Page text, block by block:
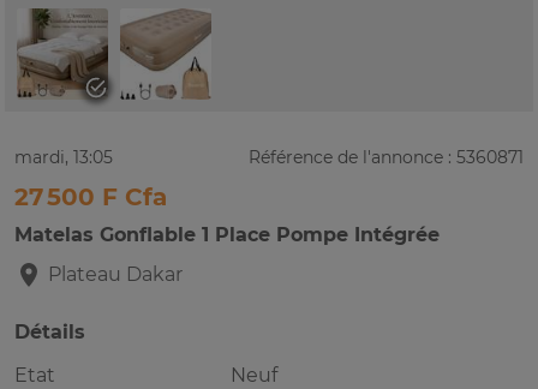
mardi, 13:05 Référence de l'annonce : 5360871
27 500 F Cfa
Matelas Gonflable 1 Place Pompe Intégrée
Plateau Dakar
Détails
Etat
Neuf